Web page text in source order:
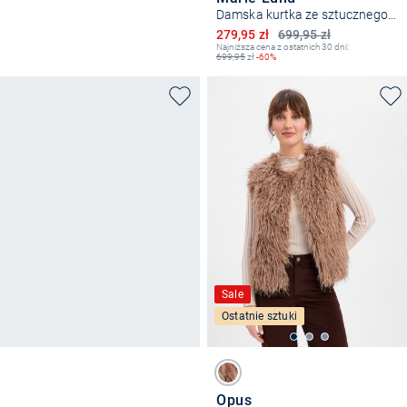
Damska kurtka ze sztucznego futra
699,95 zł
Obniżona cena
279,95 zł
Najniższa cena z ostatnich 30 dni:
699,95zł-60%
Sale
Ostatnie sztuki
Opus